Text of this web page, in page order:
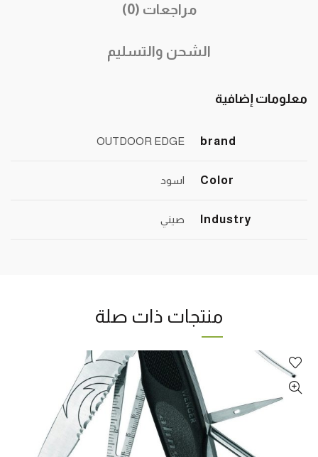
مراجعات (0)
الشحن والتسليم
معلومات إضافية
brand
OUTDOOR EDGE
Color اسود
Industry صيني
منتجات ذات صلة